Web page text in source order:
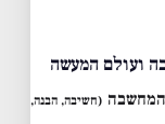
ועולם המעשה
המחשבה (חשיבה, הבנה,